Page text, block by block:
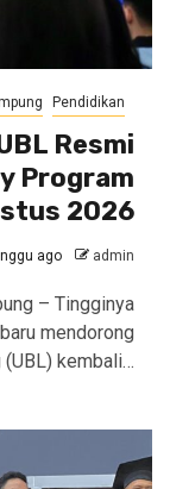
Pendidikan
Resmi
Program
2026
ago admin
– Tingginya
mendorong
(UBL) kembali…